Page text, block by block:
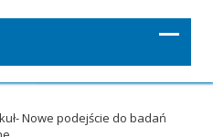
t
e
r
o
Nowe podejście do badań